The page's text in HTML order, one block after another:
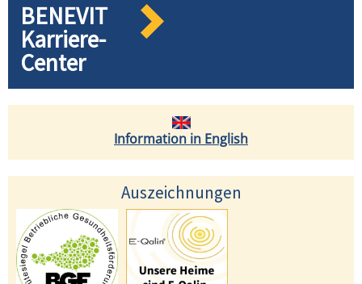
BENEVIT
Karriere-
Center
Information in English
Auszeichnungen